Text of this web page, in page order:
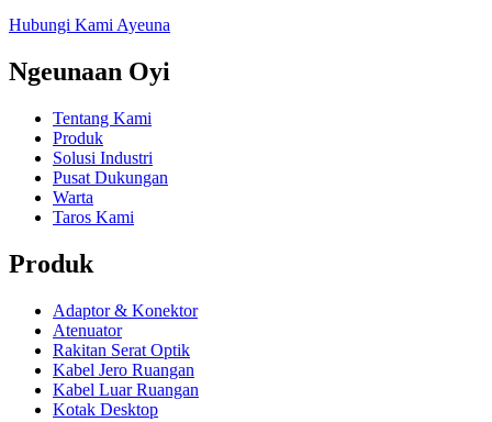
Hubungi Kami Ayeuna
Ngeunaan Oyi
Tentang Kami
Produk
Solusi Industri
Pusat Dukungan
Warta
Taros Kami
Produk
Adaptor & Konektor
Atenuator
Rakitan Serat Optik
Kabel Jero Ruangan
Kabel Luar Ruangan
Kotak Desktop